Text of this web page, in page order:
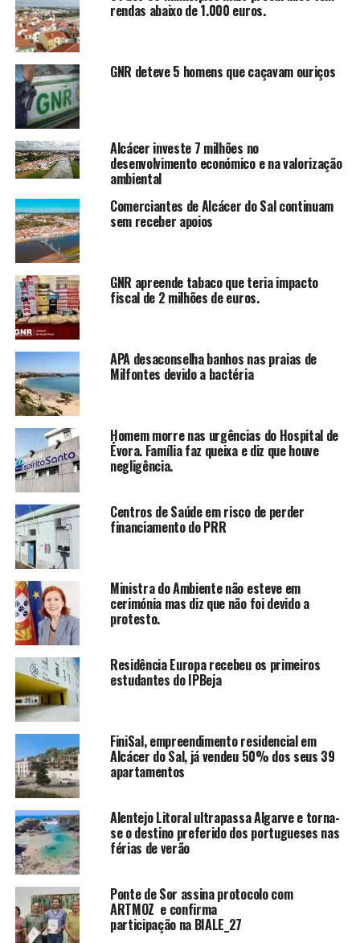
rendas abaixo de 1.000 euros.
GNR deteve 5 homens que caçavam ouriços
Alcácer investe 7 milhões no
desenvolvimento económico e na valorização
ambiental
Comerciantes de Alcácer do Sal continuam
sem receber apoios
GNR apreende tabaco que teria impacto
fiscal de 2 milhões de euros.
APA desaconselha banhos nas praias de
Milfontes devido a bactéria
Homem morre nas urgências do Hospital de
Évora. Família faz queixa e diz que houve
negligência.
Centros de Saúde em risco de perder
financiamento do PRR
Ministra do Ambiente não esteve em
cerimónia mas diz que não foi devido a
protesto.
Residência Europa recebeu os primeiros
estudantes do IPBeja
FiniSal, empreendimento residencial em
Alcácer do Sal, já vendeu 50% dos seus 39
apartamentos
Alentejo Litoral ultrapassa Algarve e torna-
se o destino preferido dos portugueses nas
férias de verão
Ponte de Sor assina protocolo com
ARTMOZ e confirma
participação na BIALE_27